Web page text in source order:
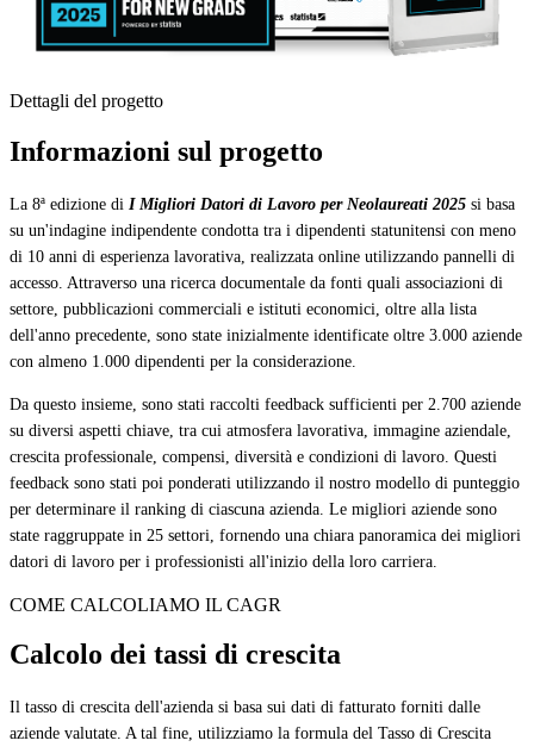
Dettagli del progetto
Informazioni sul progetto
La 8ª edizione di I Migliori Datori di Lavoro per Neolaureati 2025 si basa
su un'indagine indipendente condotta tra i dipendenti statunitensi con meno
di 10 anni di esperienza lavorativa, realizzata online utilizzando pannelli di
accesso. Attraverso una ricerca documentale da fonti quali associazioni di
settore, pubblicazioni commerciali e istituti economici, oltre alla lista
dell'anno precedente, sono state inizialmente identificate oltre 3.000 aziende
con almeno 1.000 dipendenti per la considerazione.
Da questo insieme, sono stati raccolti feedback sufficienti per 2.700 aziende
su diversi aspetti chiave, tra cui atmosfera lavorativa, immagine aziendale,
crescita professionale, compensi, diversità e condizioni di lavoro. Questi
feedback sono stati poi ponderati utilizzando il nostro modello di punteggio
per determinare il ranking di ciascuna azienda. Le migliori aziende sono
state raggruppate in 25 settori, fornendo una chiara panoramica dei migliori
datori di lavoro per i professionisti all'inizio della loro carriera.
COME CALCOLIAMO IL CAGR
Calcolo dei tassi di crescita
Il tasso di crescita dell'azienda si basa sui dati di fatturato forniti dalle
aziende valutate. A tal fine, utilizziamo la formula del Tasso di Crescita